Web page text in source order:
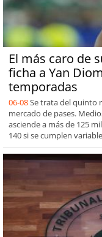
El más caro de
ficha a Yan
temporadas
06-08Se trata del quinto
mercado de pases.
asciende a más de 125
140 si se cumplen